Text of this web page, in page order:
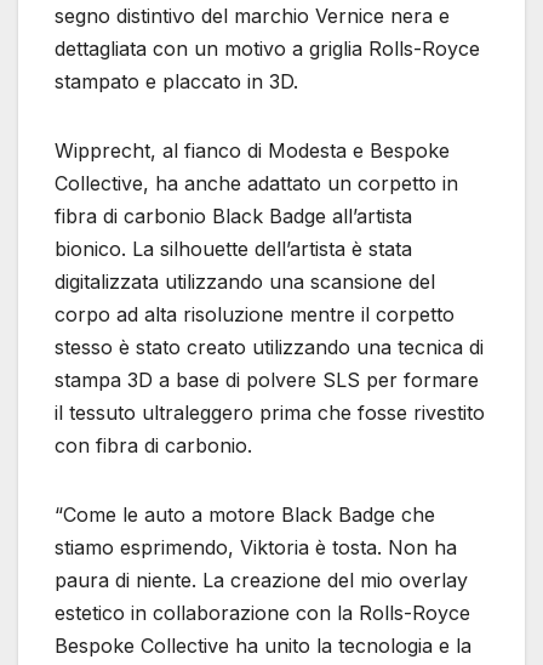
segno distintivo del marchio Vernice nera e
dettagliata con un motivo a griglia Rolls-Royce
stampato e placcato in 3D.
Wipprecht, al fianco di Modesta e Bespoke
Collective, ha anche adattato un corpetto in
fibra di carbonio Black Badge all’artista
bionico. La silhouette dell’artista è stata
digitalizzata utilizzando una scansione del
corpo ad alta risoluzione mentre il corpetto
stesso è stato creato utilizzando una tecnica di
stampa 3D a base di polvere SLS per formare
il tessuto ultraleggero prima che fosse rivestito
con fibra di carbonio.
“Come le auto a motore Black Badge che
stiamo esprimendo, Viktoria è tosta. Non ha
paura di niente. La creazione del mio overlay
estetico in collaborazione con la Rolls-Royce
Bespoke Collective ha unito la tecnologia e la